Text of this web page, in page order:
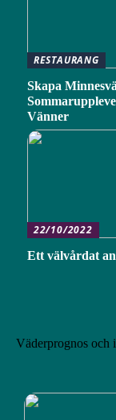
RESTAURANG
Skapa
Vänner
22/10/2022
Ett välvårdat
Väderprognos och